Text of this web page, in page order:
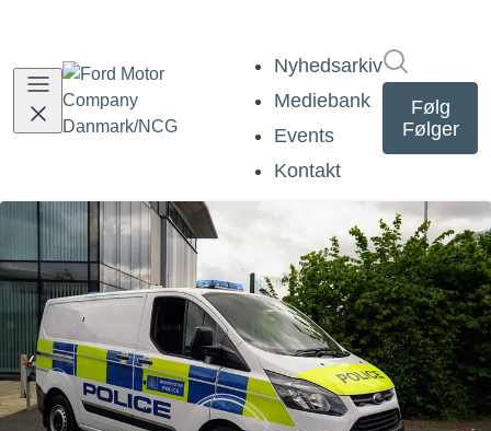
Nyhedsarkiv
Mediebank
Events
Kontakt
Følg
Følger